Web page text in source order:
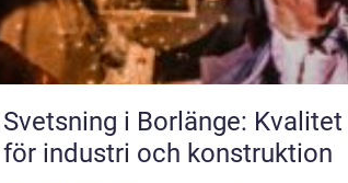
Svetsning i Borlänge: Kvalitet
för industri och konstruktion